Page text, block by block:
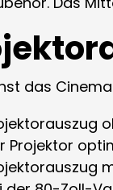
das
Projektor